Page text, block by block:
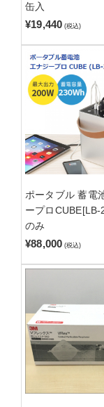
缶入
¥19,440 (税込)
ポータブル 蓄電
ープロ
のみ
¥88,000 (税込)